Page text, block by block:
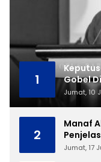
1
Gobel
Jumat, 10
2
Manaf
Skripsi
Jumat, 17